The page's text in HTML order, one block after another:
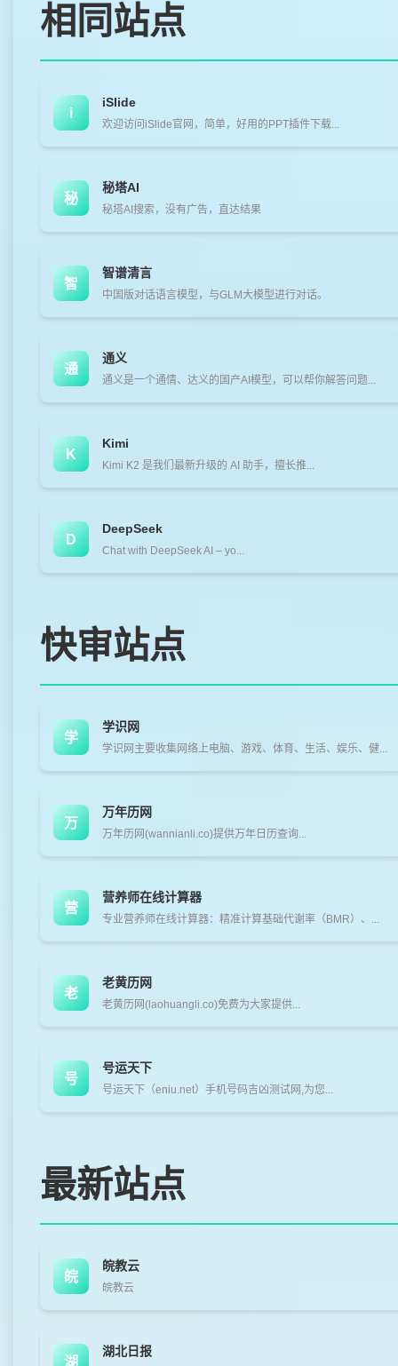
相同站点
i
iSlide
欢迎访问iSlide官网，简单，好用的PPT插件下载...
秘
秘塔AI
秘塔AI搜索，没有广告，直达结果
智
智谱清言
中国版对话语言模型，与GLM大模型进行对话。
通
通义
通义是一个通情、达义的国产AI模型，可以帮你解答问题...
K
Kimi
Kimi K2 是我们最新升级的 AI 助手，擅长推...
D
DeepSeek
Chat with DeepSeek AI – yo...
快审站点
学
学识网
学识网主要收集网络上电脑、游戏、体育、生活、娱乐、健...
万
万年历网
万年历网(wannianli.co)提供万年日历查询...
营
营养师在线计算器
专业营养师在线计算器：精准计算基础代谢率（BMR）、...
老
老黄历网
老黄历网(laohuangli.co)免费为大家提供...
号
号运天下
号运天下（eniu.net）手机号码吉凶测试网,为您...
最新站点
皖
皖教云
皖教云
湖
湖北日报